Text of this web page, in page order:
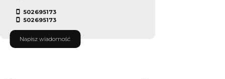
502695173
502695173
Napisz wiadomość